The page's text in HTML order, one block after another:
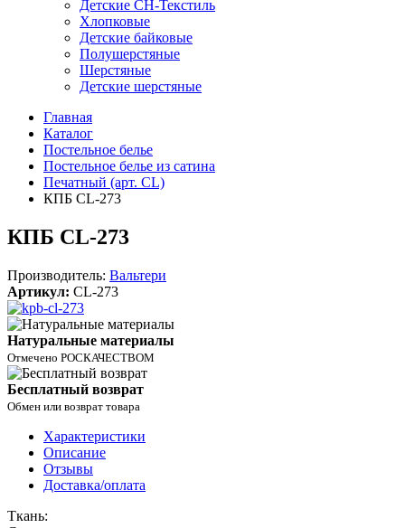
Детские СН-Текстиль
Хлопковые
Детские байковые
Полушерстяные
Шерстяные
Детские шерстяные
Главная
Каталог
Постельное белье
Постельное белье из сатина
Печатный (арт. СL)
КПБ CL-273
КПБ CL-273
Производитель: Вальтери
Артикул: CL-273
Натуральные материалы
Отмечено РОСКАЧЕСТВОМ
Бесплатный возврат
Обмен или возврат товара
Характеристики
Описание
Отзывы
Доставка/оплата
Ткань: